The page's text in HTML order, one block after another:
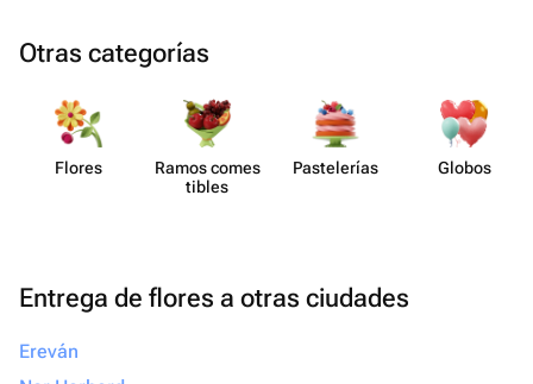
Otras categorías
Flores
Ramos comes​
tibles
Paste​lerías Globos
Entrega de flores a otras ciudades
Ereván